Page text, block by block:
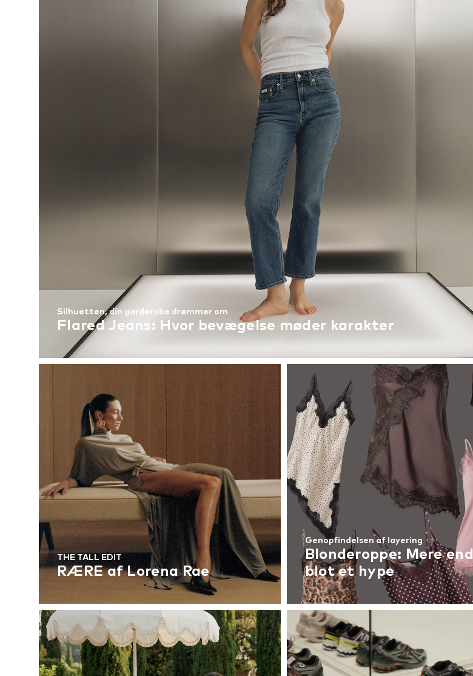
Silhuetten, din garderobe drømmer om
Flared Jeans: Hvor bevægelse møder karakter
THE TALL EDIT
RÆRE af Lorena Rae
Genopfindelsen af layering
Blonderoppe: Mere end
blot et hype